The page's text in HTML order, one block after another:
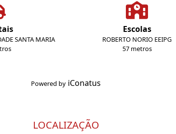
SANTA MARIA
Escolas
ROBERTO NORIO EEIPG
57 metros
Powered by iConatus
LOCALIZAÇÃO